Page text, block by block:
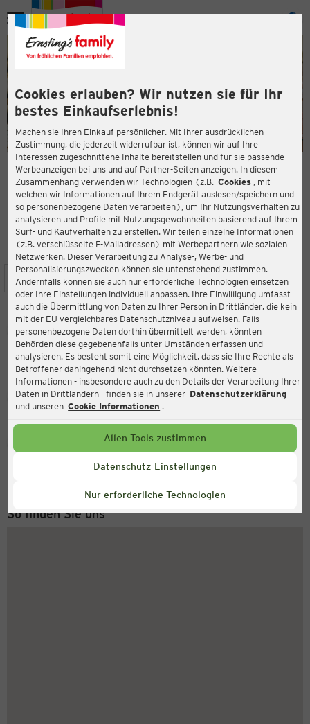
Cookies erlauben? Wir nutzen sie für Ihr
bestes Einkaufserlebnis!
Machen sie Ihren Einkauf persönlicher. Mit Ihrer ausdrücklichen
Zustimmung, die jederzeit widerrufbar ist, können wir auf Ihre
Interessen zugeschnittene Inhalte bereitstellen und für sie passende
Werbeanzeigen bei uns und auf Partner-Seiten anzeigen. In diesem
Zusammenhang verwenden wir Technologien (z.B. Cookies , mit
welchen wir Informationen auf Ihrem Endgerät auslesen/speichern und
so personenbezogene Daten verarbeiten), um Ihr Nutzungsverhalten zu
analysieren und Profile mit Nutzungsgewohnheiten basierend auf Ihrem
Surf- und Kaufverhalten zu erstellen. Wir teilen einzelne Informationen
(z.B. verschlüsselte E-Mailadressen) mit Werbepartnern wie sozialen
Netzwerken. Dieser Verarbeitung zu Analyse-, Werbe- und
Personalisierungszwecken können sie untenstehend zustimmen.
Andernfalls können sie auch nur erforderliche Technologien einsetzen
oder Ihre Einstellungen individuell anpassen. Ihre Einwilligung umfasst
auch die Übermittlung von Daten zu Ihrer Person in Drittländer, die kein
mit der EU vergleichbares Datenschutzniveau aufweisen. Falls
personenbezogene Daten dorthin übermittelt werden, könnten
Behörden diese gegebenenfalls unter Umständen erfassen und
analysieren. Es besteht somit eine Möglichkeit, dass sie Ihre Rechte als
Betroffener dahingehend nicht durchsetzen könnten. Weitere
Informationen - insbesondere auch zu den Details der Verarbeitung Ihrer
Daten in Drittländern - finden sie in unserer Datenschutzerklärung
und unseren Cookie Informationen .
Allen Tools zustimmen
Datenschutz-Einstellungen
Nur erforderliche Technologien
Menü
ERNSTING'S FAMILY FILIALE
Otto-Peschel-Straße 12b
21745 Hemmoor
4,4
Bewertung:
STANDORT SERVICES SORTIMENT AKTIONEN
Ernsting's family
Otto-Peschel-Straße 12b, 21745 Hemmoor
Aktuell:
Geschlossen
Service Hotline
+49 (0) 2546 / 98 999 98
So finden Sie uns